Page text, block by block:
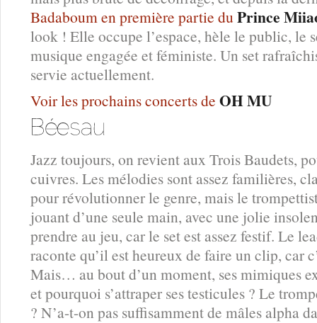
Badaboum en première partie du Prince
look ! Elle occupe l’espace, hèle le public, le
musique engagée et féministe. Un set
servie actuellement.
Voir les prochains concerts de OH MU
Jazz toujours, on revient aux Trois Baudets,
cuivres. Les mélodies sont assez familières,
pour révolutionner le genre, mais le
jouant d’une seule main, avec une jolie
prendre au jeu, car le set est assez festif. Le
raconte qu’il est heureux de faire un clip, car
Mais… au bout d’un moment, ses mimiques
et pourquoi s’attraper ses testicules ? Le
? N’a-t-on pas suffisamment de mâles alpha